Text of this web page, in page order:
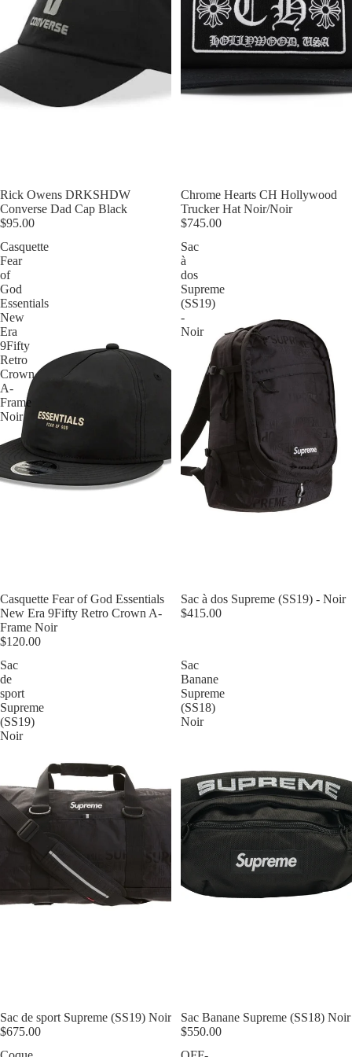
Rick Owens DRKSHDW
Converse Dad Cap Black
$95.00
Épuisé
Chrome Hearts CH Hollywood
Trucker Hat Noir/Noir
$745.00
Casquette
Fear
of
God
Essentials
New
Era
9Fifty
Retro
Crown
A-
Frame
Noir
Épuisé
Casquette Fear of God Essentials
New Era 9Fifty Retro Crown A-
Frame Noir
$120.00
Sac
à
dos
Supreme
(SS19)
-
Noir
Épuisé
Sac à dos Supreme (SS19) - Noir
$415.00
Sac
de
sport
Supreme
(SS19)
Noir
Épuisé
Sac de sport Supreme (SS19) Noir
$675.00
Sac
Banane
Supreme
(SS18)
Noir
Épuisé
Sac Banane Supreme (SS18) Noir
$550.00